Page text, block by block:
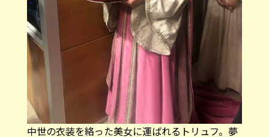
中世の衣装を絡った美女に運ばれるトリュフ。夢